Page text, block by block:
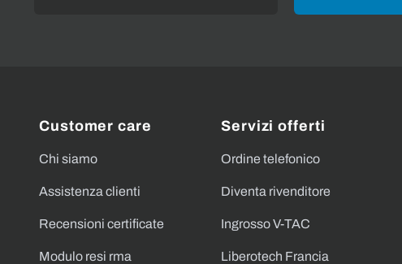
Customer care
Chi siamo
Assistenza clienti
Recensioni certificate
Modulo resi rma
Servizi offerti
Ordine telefonico
Diventa rivenditore
Ingrosso V-TAC
Liberotech Francia